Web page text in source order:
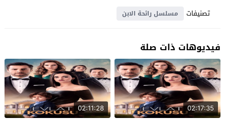
تصنيفات
مسلسل رائحة الابن
فيديوهات ذات صلة
02:17:35
02:11:28